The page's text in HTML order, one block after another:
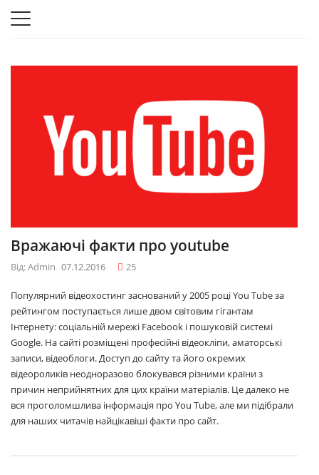
Вражаючі факти про youtube
Від: Admin 07.12.2016 25
Популярний відеохостинг заснований у 2005 році You Tube за
рейтингом поступається лише двом світовим гігантам
Інтернету: соціальній мережі Facebook і пошуковій системі
Google. На сайті розміщені професійні відеокліпи, аматорські
записи, відеоблоги. Доступ до сайту та його окремих
відеороликів неодноразово блокувався різними країни з
причин неприйнятних для цих країни матеріалів. Це далеко не
вся проголомшлива інформація про You Tube, але ми підібрали
для наших читачів найцікавіші факти про сайт.